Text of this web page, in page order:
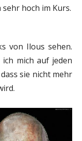
hoch im Kurs.
von Ilous sehen.
mich auf jeden
sie nicht mehr